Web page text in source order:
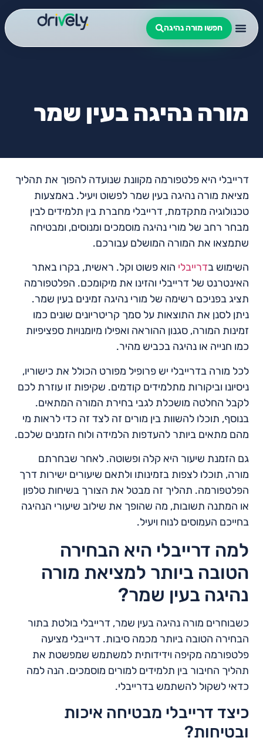
חפשו מורה נהיגה
מורה נהיגה בעין שמר
דרייבלי היא פלטפורמה מקוונת שנועדה להפוך את תהליך
מציאת מורה נהיגה בעין שמר לפשוט ויעיל. באמצעות
טכנולוגיה מתקדמת, דרייבלי מחברת בין תלמידים לבין
מבחר רחב של מורי נהיגה מוסמכים ומנוסים, ומבטיחה
שתמצאו את המורה המושלם עבורכם.
השימוש בדרייבלי הוא פשוט וקל. ראשית, בקרו באתר
האינטרנט של דרייבלי והזינו את מיקומכם. הפלטפורמה
תציג בפניכם רשימה של מורי נהיגה זמינים בעין שמר.
ניתן לסנן את התוצאות על סמך קריטריונים שונים כמו
זמינות המורה, סגנון ההוראה ואפילו מיומנויות ספציפיות
כמו חנייה או נהיגה בכביש מהיר.
לכל מורה בדרייבלי יש פרופיל מפורט הכולל את כישוריו,
ניסיונו וביקורות מתלמידים קודמים. שקיפות זו עוזרת לכם
לקבל החלטה מושכלת לגבי בחירת המורה המתאים.
בנוסף, תוכלו להשוות בין מורים זה לצד זה כדי לראות מי
מהם מתאים ביותר להעדפות הלמידה ולוח הזמנים שלכם.
גם הזמנת שיעור היא קלה ופשוטה. לאחר שבחרתם
מורה, תוכלו לצפות בזמינותו ולתאם שיעורים ישירות דרך
הפלטפורמה. תהליך זה מבטל את הצורך בשיחות טלפון
או המתנה תשובות, מה שהופך את שילוב שיעורי הנהיגה
בחייכם העמוסים לנוח ויעיל.
למה דרייבלי היא הבחירה
הטובה ביותר למציאת מורה
נהיגה בעין שמר?
כשבוחרים מורה נהיגה בעין שמר, דרייבלי בולטת בתור
הבחירה הטובה ביותר מכמה סיבות. דרייבלי מציעה
פלטפורמה מקיפה וידידותית למשתמש שמפשטת את
תהליך החיבור בין תלמידים למורים מוסמכים. הנה למה
כדאי לשקול להשתמש בדרייבלי.
כיצד דרייבלי מבטיחה איכות
ובטיחות?